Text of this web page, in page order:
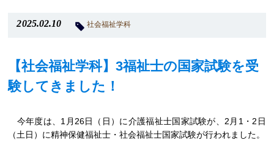
2025.02.10 社会福祉学科
【社会福祉学科】3福祉士の国家試験を受
験してきました！
今年度は、1月26日（日）に介護福祉士国家試験が、2月1・2日
（土日）に精神保健福祉士・社会福祉士国家試験が行われました。